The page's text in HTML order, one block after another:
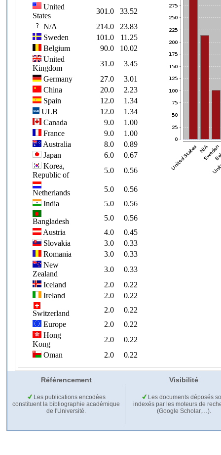
Référencement Visibilité
Les publications encodées
constituent la bibliographie académique
de l'Université.
Les documents déposés
indexés par les moteurs de
(Google Scholar,…).